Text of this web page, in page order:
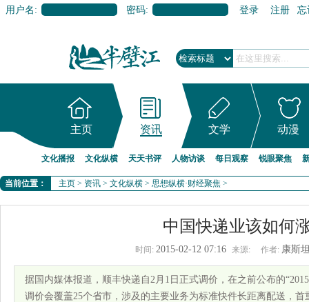
用户名: 密码: 登录 注册 忘
主页 资讯 文学 动漫
文化播报 文化纵横 天天书评 人物访谈 每日观察 锐眼聚焦
当前位置： 主页 > 资讯 > 文化纵横 > 思想纵横·财经聚焦 >
中国快递业该如何
时间: 2015-02-12 07:16 来源: 作者: 康斯
据国内媒体报道，顺丰快递自2月1日正式调价，在之前公布的
调价会覆盖25个省市，涉及的主要业务为标准快件长距离配送，